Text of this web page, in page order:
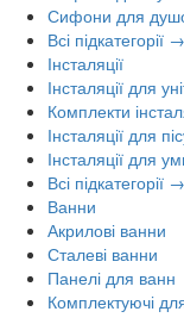
Сифони для
Всі підкатегорії →
Інсталяції
Інсталяції для
Комплекти
Інсталяції для
Інсталяції для
Всі підкатегорії →
Ванни
Акрилові ванни
Сталеві ванни
Панелі для ванн
Комплектуючі